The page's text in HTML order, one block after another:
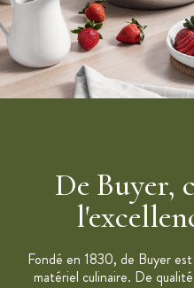
De Buyer,
Fondé en 1830, de Buyer
matériel culinaire. De